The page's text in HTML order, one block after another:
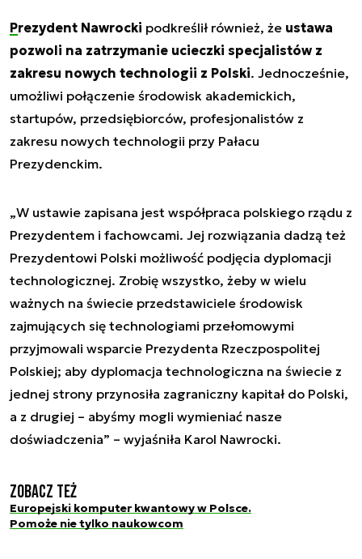
Prezydent Nawrocki podkreślił również, że ustawa
pozwoli na zatrzymanie ucieczki specjalistów z
zakresu nowych technologii z Polski. Jednocześnie,
umożliwi połączenie środowisk akademickich,
startupów, przedsiębiorców, profesjonalistów z
zakresu nowych technologii przy Pałacu
Prezydenckim.
„W ustawie zapisana jest współpraca polskiego rządu z
Prezydentem i fachowcami. Jej rozwiązania dadzą też
Prezydentowi Polski możliwość podjęcia dyplomacji
technologicznej. Zrobię wszystko, żeby w wielu
ważnych na świecie przedstawiciele środowisk
zajmujących się technologiami przełomowymi
przyjmowali wsparcie Prezydenta Rzeczpospolitej
Polskiej; aby dyplomacja technologiczna na świecie z
jednej strony przynosiła zagraniczny kapitał do Polski,
a z drugiej – abyśmy mogli wymieniać nasze
doświadczenia” – wyjaśniła Karol Nawrocki.
Zobacz też
Europejski komputer kwantowy w Polsce.
Pomoże nie tylko naukowcom